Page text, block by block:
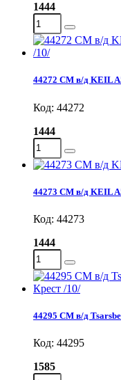
1444
44272 СМ в/д KEIL
Код: 44272
1444
44273 СМ в/д KEIL
Код: 44273
1444
44295 СМ в/д
Код: 44295
1585